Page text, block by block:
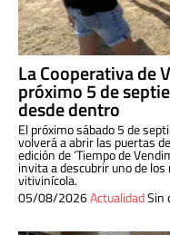
La Cooperativa de
próximo 5 de
desde dentro
El próximo sábado 5 de
volverá a abrir las puertas
edición de ‘Tiempo de
invita a descubrir uno de
vitivinícola.
05/08/2026ActualidadSin